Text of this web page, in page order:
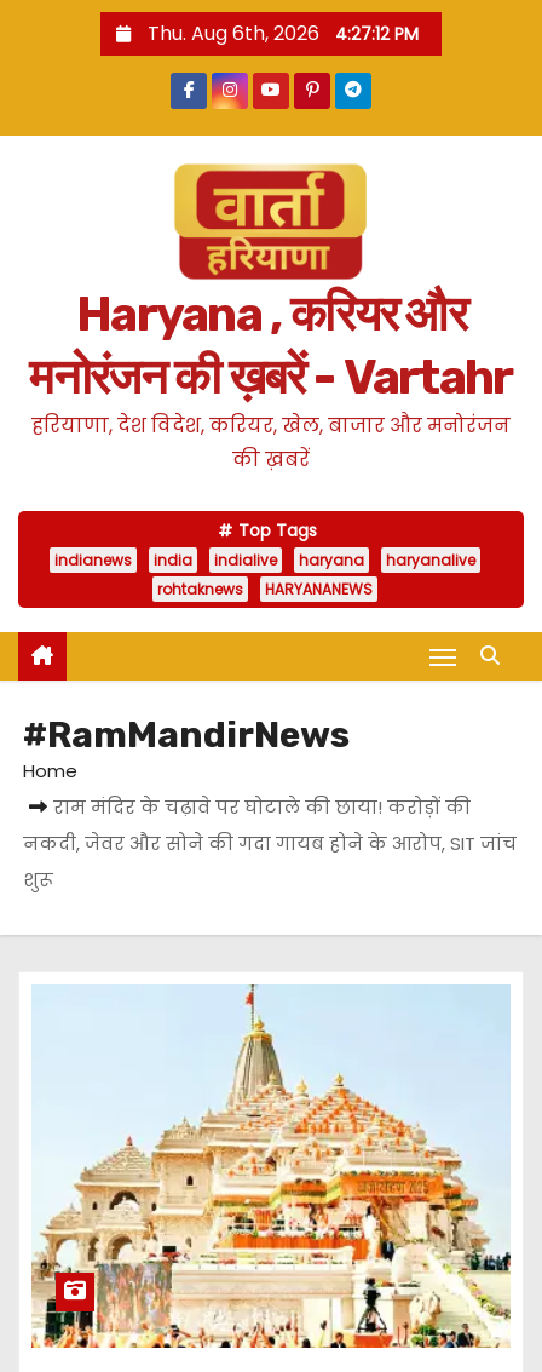
Thu. Aug 6th, 2026 4:27:12 PM
Haryana , करियर और
मनोरंजन की ख़बरें - Vartahr
हरियाणा, देश विदेश, करियर, खेल, बाजार और मनोरंजन
की ख़बरें
Top Tags
indianews india indialive haryana
haryanalive
rohtaknews
HARYANANEWS
#RamMandirNews
Home
राम मंदिर के चढ़ावे पर घोटाले की छाया! करोड़ों की
नकदी, जेवर और सोने की गदा गायब होने के आरोप, SIT जांच
शुरू